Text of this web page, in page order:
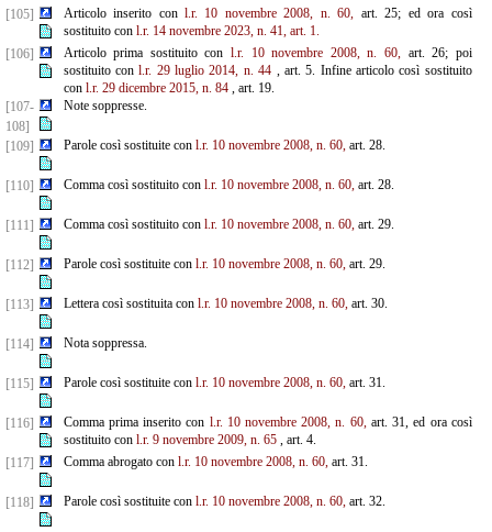
[105] Articolo inserito con l.r. 10 novembre 2008, n. 60, art. 25; ed ora così
sostituito con l.r. 14 novembre 2023, n. 41, art. 1.
[106]
Articolo prima sostituito con l.r. 10 novembre 2008, n. 60, art. 26; poi
sostituito conl.r. 29 luglio 2014, n. 44 , art. 5. Infine articolo così sostituito
con l.r. 29 dicembre 2015, n. 84, art. 19.
[107-
108]
Note soppresse.
[109] Parole così sostituite con l.r. 10 novembre 2008, n. 60,art. 28.
[110] Comma così sostituito con l.r. 10 novembre 2008, n. 60,art. 28.
[111] Comma così sostituito con l.r. 10 novembre 2008, n. 60,art. 29.
[112] Parole così sostituite con l.r. 10 novembre 2008, n. 60,art. 29.
[113] Lettera così sostituita con l.r. 10 novembre 2008, n. 60,art. 30.
[114] Nota soppressa.
[115] Parole così sostituite con l.r. 10 novembre 2008, n. 60,art. 31.
[116] Comma prima inserito con l.r. 10 novembre 2008, n. 60,art. 31, ed ora così
sostituito con l.r. 9 novembre 2009, n. 65, art. 4.
[117]
Comma abrogato con l.r. 10 novembre 2008, n. 60,art. 31.
[118] Parole così sostituite con l.r. 10 novembre 2008, n. 60,art. 32.